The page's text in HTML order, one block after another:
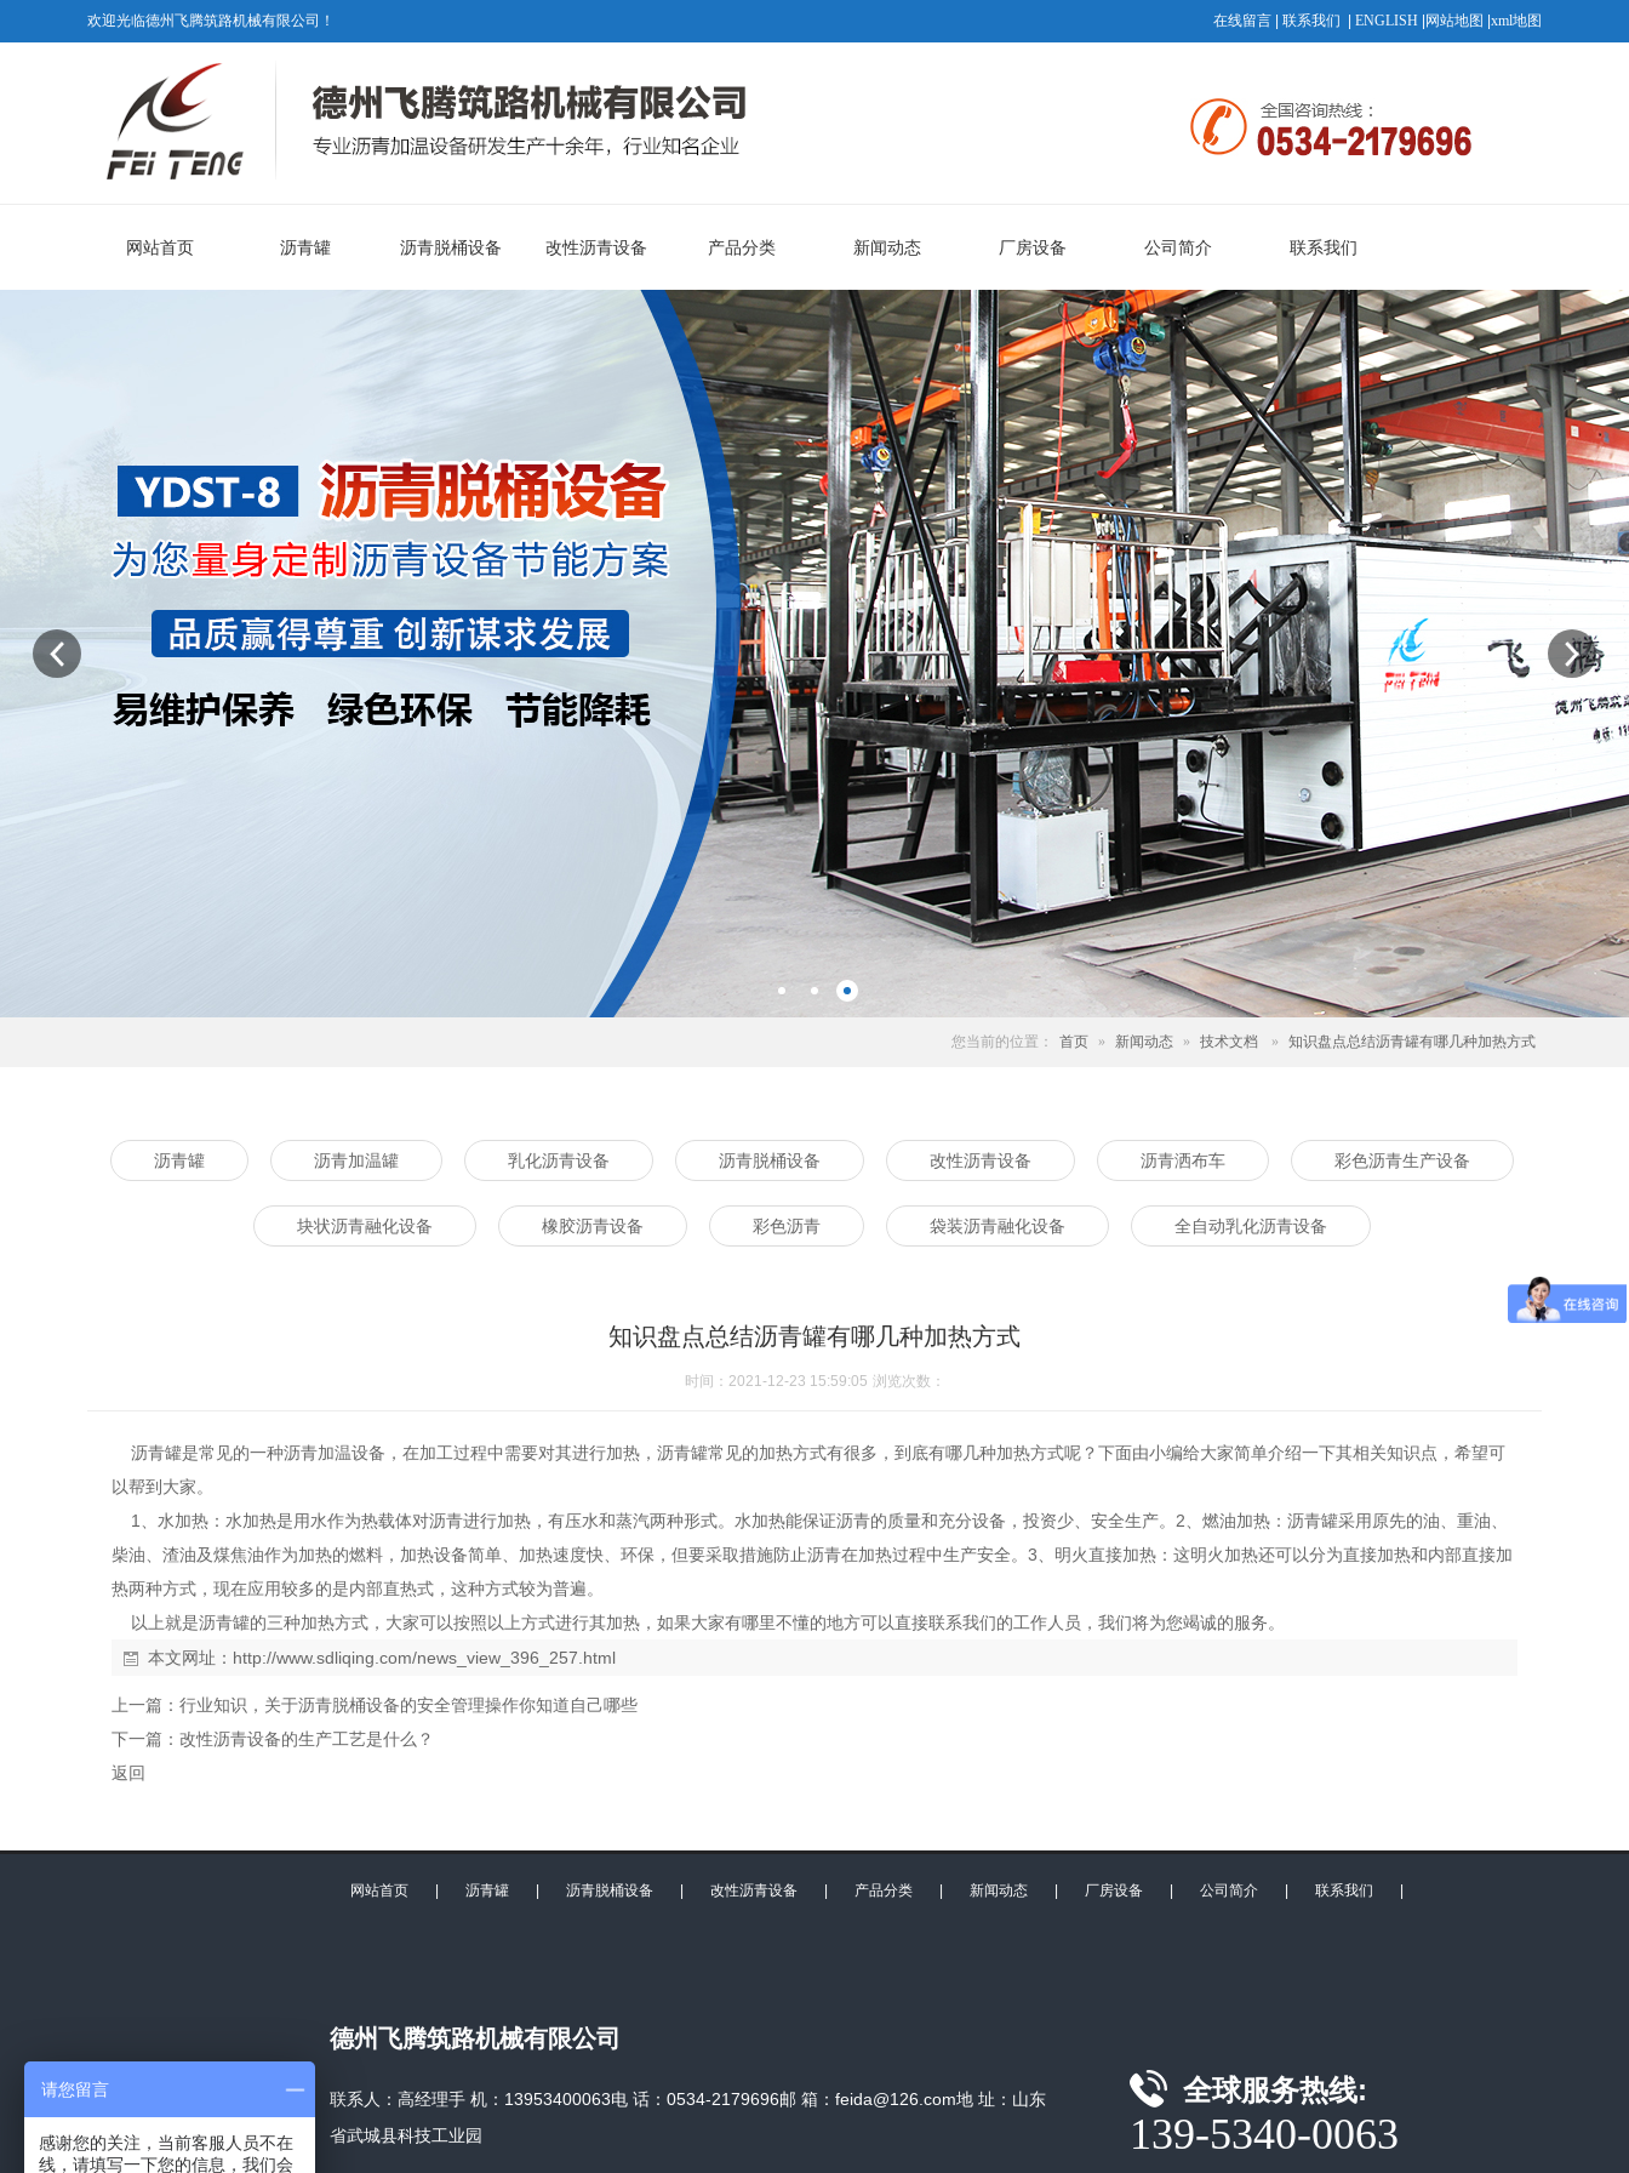
欢迎光临德州飞腾筑路机械有限公司！ 在线留言 联系我们 ENGLISH 网站地图 xml地图
网站首页 沥青罐 沥青脱桶设备 改性沥青设备 产品分类 新闻动态 厂房设备 公司简介 联系我们
您当前的位置： 首页 » 新闻动态 » 技术文档 » 知识盘点总结沥青罐有哪几种加热方式
沥青罐 沥青加温罐 乳化沥青设备 沥青脱桶设备 改性沥青设备 沥青洒布车 彩色沥青生产设备
块状沥青融化设备 橡胶沥青设备 彩色沥青 袋装沥青融化设备 全自动乳化沥青设备
知识盘点总结沥青罐有哪几种加热方式
时间：2021-12-23 15:59:05 浏览次数：
沥青罐是常见的一种沥青加温设备，在加工过程中需要对其进行加热，沥青罐常见的加热方式有很多，到底有哪几种加热方式呢？下面由小编给大家简单介绍一下其相关知识点，希望可
以帮到大家。
1、水加热：水加热是用水作为热载体对沥青进行加热，有压水和蒸汽两种形式。水加热能保证沥青的质量和充分设备，投资少、安全生产。2、燃油加热：沥青罐采用原先的油、重油、
柴油、渣油及煤焦油作为加热的燃料，加热设备简单、加热速度快、环保，但要采取措施防止沥青在加热过程中生产安全。3、明火直接加热：这明火加热还可以分为直接加热和内部直接加
热两种方式，现在应用较多的是内部直热式，这种方式较为普遍。
以上就是沥青罐的三种加热方式，大家可以按照以上方式进行其加热，如果大家有哪里不懂的地方可以直接联系我们的工作人员，我们将为您竭诚的服务。
本文网址： http://www.sdliqing.com/news_view_396_257.html
上一篇： 行业知识，关于沥青脱桶设备的安全管理操作你知道自己哪些
下一篇： 改性沥青设备的生产工艺是什么？
返回
网站首页 沥青罐 沥青脱桶设备 改性沥青设备 产品分类 新闻动态 厂房设备 公司简介 联系我们
德州飞腾筑路机械有限公司
联系人：高经理手 机：13953400063电 话：0534-2179696邮 箱：feida@126.com地 址：山东
省武城县科技工业园
全球服务热线:
139-5340-0063
请您留言
感谢您的关注，当前客服人员不在
线，请填写一下您的信息，我们会